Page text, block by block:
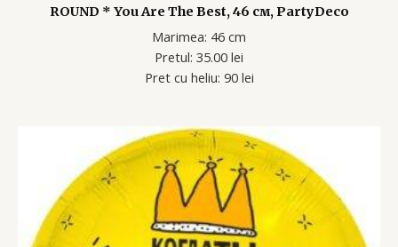
ROUND * You Are The Best, 46 см, PartyDeco
Marimea: 46 cm
Pretul: 35.00 lei
Pret cu heliu: 90 lei